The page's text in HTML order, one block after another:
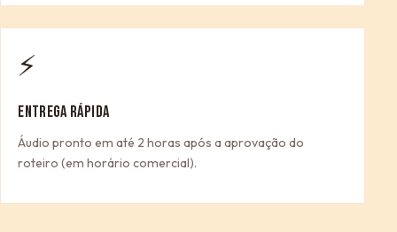
⚡
ENTREGA RÁPIDA
Áudio pronto em até 2 horas após a aprovação do
roteiro (em horário comercial).